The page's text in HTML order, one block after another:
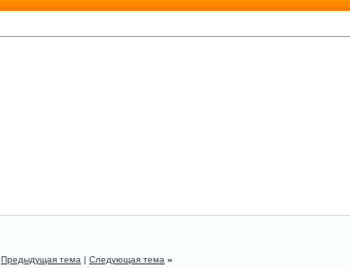
Предыдущая тема | Следующая тема »